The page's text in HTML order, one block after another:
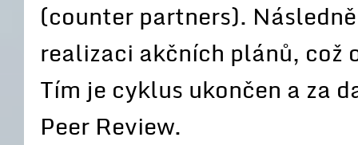
(counter partners).
realizaci akčních plánů, což
Tím je cyklus ukončen a za
Peer Review.